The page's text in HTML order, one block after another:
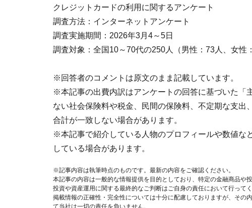
クレジットカードの利用に関するアンケート
調査方法：インターネットアンケート
調査実施期間：2026年3月4～5日
調査対象：全国10～70代の250人（男性：73人、女性
※回答者のコメントは原文のまま記載しています。
※本記事の出費内訳はアンケートの回答に基づいた「
ない社会保険料や税金、民間の保険料、不定期な支
合計が一致しない場合があります。
※本記事で紹介している人物のプロフィールや数値な
している場合があります。
※記事内容は執筆時点のものです。最新の内容をご確認ください。
本記事の内容は一般的な情報提供を目的としており、特定の金融商品や
投資や資産運用に関する最終的なご判断はご自身の責任において行ってく
掲載情報の正確性・完全性については十分に配慮しておりますが、その
て当社は一切の責任を負いません。